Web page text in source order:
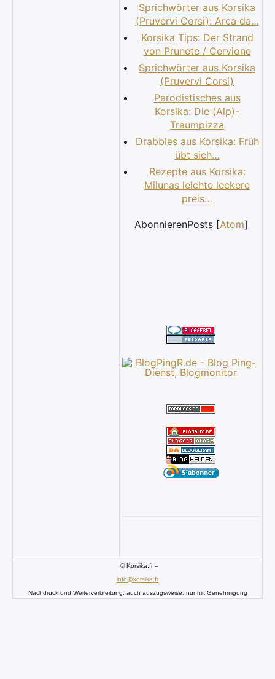
Sprichwörter aus Korsika
(Pruvervi Corsi): Arca da…
Korsika Tips: Der Strand
von Prunete / Cervione
Sprichwörter aus Korsika
(Pruvervi Corsi)
Parodistisches aus
Korsika: Die (Alp)-
Traumpizza
Drabbles aus Korsika: Früh
übt sich…
Rezepte aus Korsika:
Milunas leichte leckere
preis…
AbonnierenPosts [Atom]
© Korsika.fr –
info@korsika.fr
Nachdruck und Weiterverbreitung, auch auszugsweise, nur mit Genehmigung